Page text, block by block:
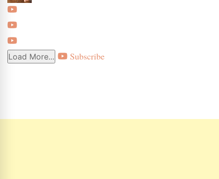
Load More... Subscribe